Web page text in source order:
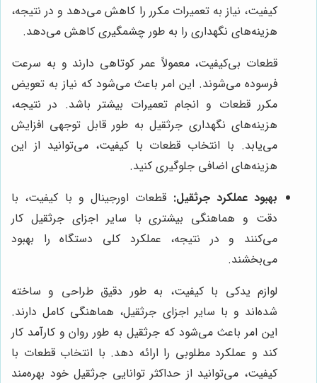
کیفیت، نیاز به تعمیرات مکرر را کاهش می‌دهد و در نتیجه،
هزینه‌های نگهداری را به طور چشمگیری کاهش می‌دهد.
قطعات بی‌کیفیت، معمولاً عمر کوتاهی دارند و به سرعت
فرسوده می‌شوند. این امر باعث می‌شود که نیاز به تعویض
مکرر قطعات و انجام تعمیرات بیشتر باشد. در نتیجه،
هزینه‌های نگهداری جرثقیل به طور قابل توجهی افزایش
می‌یابد. با انتخاب قطعات با کیفیت، می‌توانید از این
هزینه‌های اضافی جلوگیری کنید.
بهبود عملکرد جرثقیل: قطعات اورجینال و با کیفیت، با
دقت و هماهنگی بیشتری با سایر اجزای جرثقیل کار
می‌کنند و در نتیجه، عملکرد کلی دستگاه را بهبود
می‌بخشند.
لوازم یدکی با کیفیت، به طور دقیق طراحی و ساخته
شده‌اند و با سایر اجزای جرثقیل، هماهنگی کامل دارند.
این امر باعث می‌شود که جرثقیل به طور روان و کارآمد کار
کند و عملکرد مطلوبی را ارائه دهد. با انتخاب قطعات با
کیفیت، می‌توانید از حداکثر توانایی جرثقیل خود بهره‌مند